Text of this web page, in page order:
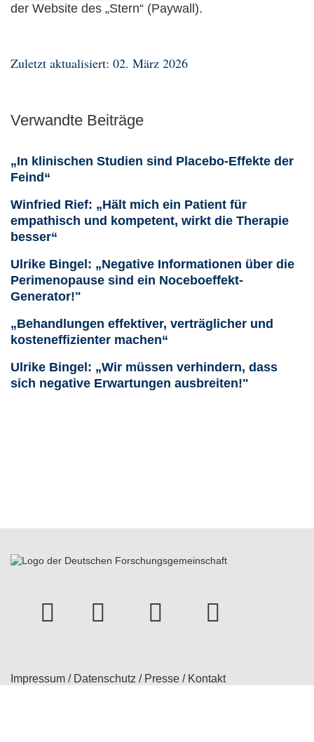
der Website des „Stern“ (Paywall).
Zuletzt aktualisiert: 02. März 2026
Verwandte Beiträge
„In klinischen Studien sind Placebo-Effekte der
Feind“
Winfried Rief: „Hält mich ein Patient für
empathisch und kompetent, wirkt die Therapie
besser“
Ulrike Bingel: „Negative Informationen über die
Perimenopause sind ein Noceboeffekt-
Generator!"
„Behandlungen effektiver, verträglicher und
kosteneffizienter machen“
Ulrike Bingel: „Wir müssen verhindern, dass
sich negative Erwartungen ausbreiten!"
Impressum / Datenschutz / Presse / Kontakt
instagramFacebook